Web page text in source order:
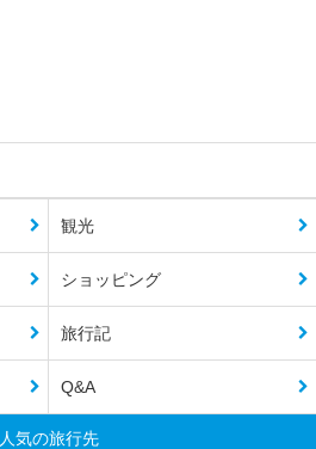
観光
ショッピング
旅行記
Q&A
人気の旅行先